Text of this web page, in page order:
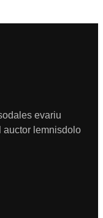
evariu
auctor lemnisdolo